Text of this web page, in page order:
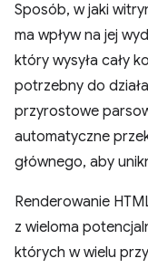
Sposób, w jaki
ma wpływ na jej
który wysyła cały
potrzebny do
przyrostowe
automatyczne
głównego, aby
Renderowanie
z wieloma
których w wielu